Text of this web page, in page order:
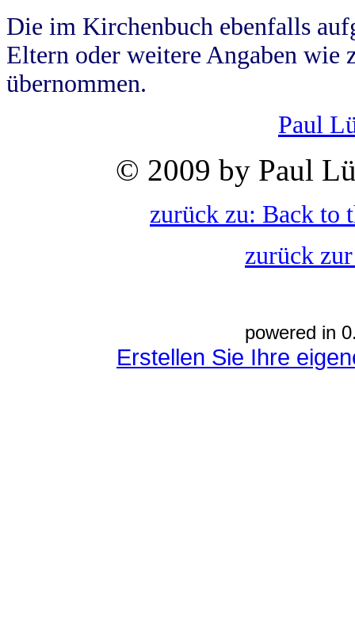
Die im Kirchenbuch ebenfalls
Eltern oder weitere Angaben wie
übernommen.
Paul
© 2009 by Paul
zurück zu: Back to
zurück
powered in
Erstellen Sie Ihre